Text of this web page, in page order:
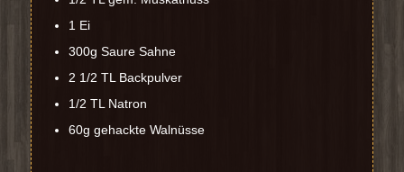
1 Ei
300g Saure Sahne
2 1/2 TL Backpulver
1/2 TL Natron
60g gehackte Walnüsse